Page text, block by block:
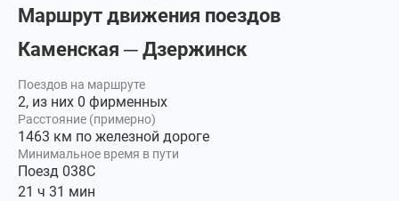
Маршрут движения поездов
Каменская ─ Дзержинск
Поездов на маршруте
2, из них 0 фирменных
Расстояние (примерно)
1463 км по железной дороге
Минимальное время в пути
Поезд 038С
21 ч 31 мин